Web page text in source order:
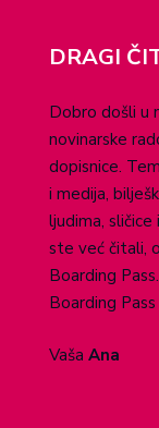
DRAGI
Dobro došli u
novinarske
dopisnice.
i medija,
ljudima,
ste već čitali,
Boarding
Boarding
Vaša Ana